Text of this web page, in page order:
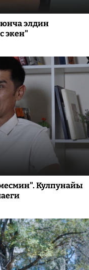
элдин
экен"
Кулпунайы